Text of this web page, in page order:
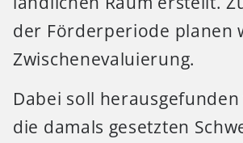
der Förderperiode planen
Zwischenevaluierung.
Dabei soll
die damals gesetzten